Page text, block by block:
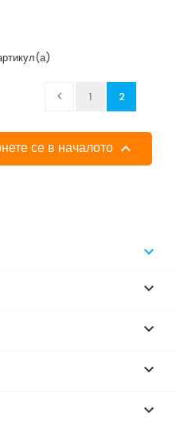
 1 2
се в началото 




